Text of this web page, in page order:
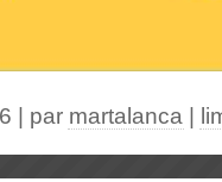
| par martalanca